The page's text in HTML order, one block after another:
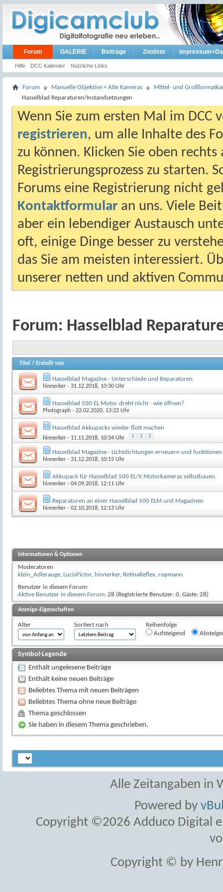
Forum
Hilfe DCC Kalender Nützliche Links
GALERIE Beiträge Zooliste
Forum Manuelle Objektive + Alte Kameras
Mittel- und
Hasselblad Reparaturen/Instandsetzungen
Wenn Sie zum ersten Mal im DCC
registrieren, um alle Inhalte des
zu können. Klicken Sie oben
Registrierungsprozess zu starten.
Forums eine Registrierung nicht
Kontaktformular an uns. Viele
aber ein lebendiger Austausch
oft, einige Dinge besser zu
das Sie am meisten interessiert.
unserer netten und aktiven
Forum: Hasselblad
Titel / Erstellt von
Hasselblad Magazine - Unterschiede und Reparaturen
hinnerker - 31.12.2018, 10:30 Uhr
Hasselblad 500 EL Motor dreht nicht - wie öffnen?
Photograph - 22.02.2020, 13:22 Uhr
Hasselblad Akkupacks wieder flott machen
hinnerker - 11.11.2018, 10:34 Uhr 1 2 3
Hasselblad Magazine - Lichtdichtungen erneuern und funktionen
hinnerker - 31.12.2018, 10:15 Uhr
Akkupack für Hasselblad 500 EL/X Motorkameras selbstbauen.
hinnerker - 04.09.2018, 12:11 Uhr
Reparaturen an einer Hasselblad 500 ELM und Magazinen
hinnerker - 02.10.2018, 12:13 Uhr
Informationen & Optionen
Moderatoren
klein_Adlerauge, LucisPictor, hinnerker, RetinaReflex, ropmann
Benutzer in diesem Forum:
Aktive Benutzer in diesem Forum: 28 (Registrierte Benutzer: 0, Gäste: 28)
Anzeige-Eigenschaften
Alter Sortiert nach
Reihenfolge
Aufsteigend
Symbol-Legende
Enthält ungelesene Beiträge
Enthält keine neuen Beiträge
Beliebtes Thema mit neuen Beiträgen
Beliebtes Thema ohne neue Beiträge
Thema geschlossen
Sie haben in diesem Thema geschrieben.
Alle Zeitangaben in
Powered by
Copyright ©2026 Adduco Digital
Copyright © by